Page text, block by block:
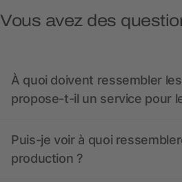
Vous avez des
À quoi doivent ressembler
propose-t-il un service pour
Puis-je voir à quoi
production ?